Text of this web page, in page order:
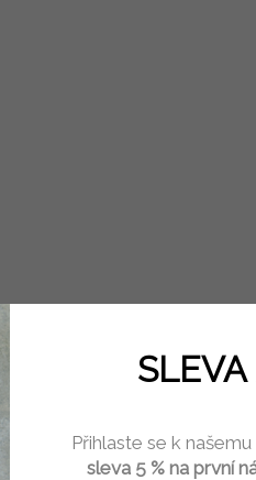
SLEVA
Přihlaste se k
sleva 5 % na první